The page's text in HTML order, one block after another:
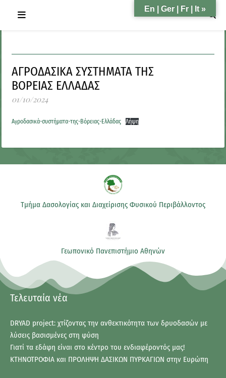
ΑΓΡΟΔΑΣΙΚΑ ΣΥΣΤΗΜΑΤΑ ΤΗΣ
ΒΟΡΕΙΑΣ ΕΛΛΑΔΑΣ
01/10/2024
Αγροδασικά-συστήματα-της-Βόρειας-Ελλάδας Λήψη
Τμήμα Δασολογίας και Διαχείρισης Φυσικού Περιβάλλοντος
Γεωπονικό Πανεπιστήμιο Αθηνών
Τελευταία νέα
DRYAD project: χτίζοντας την ανθεκτικότητα των δρυοδασών με
λύσεις βασισμένες στη φύση
Γιατί τα εδάφη είναι στο κέντρο του ενδιαφέροντός μας!
ΚΤΗΝΟΤΡΟΦΙΑ και ΠΡΟΛΗΨΗ ΔΑΣΙΚΩΝ ΠΥΡΚΑΓΙΩΝ στην Ευρώπη
En | Ger | Fr | It »